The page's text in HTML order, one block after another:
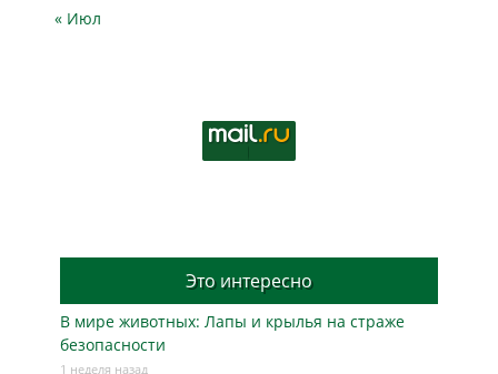
« Июл
Это интересно
В мире животных: Лапы и крылья на страже
безопасности
1 неделя назад